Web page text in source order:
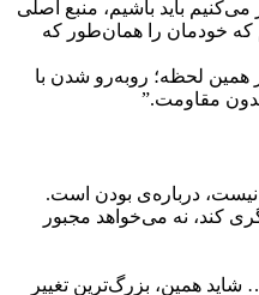
باید باشیم، منبع اصلی
که خودمان را همان‌طور که
همین لحظه؛ روبه‌رو شدن با
مقاومت.”
نیست، درباره‌ی بودن است.
کند، نه می‌خواهد مجبور
همین، بزرگ‌ترین تغییر